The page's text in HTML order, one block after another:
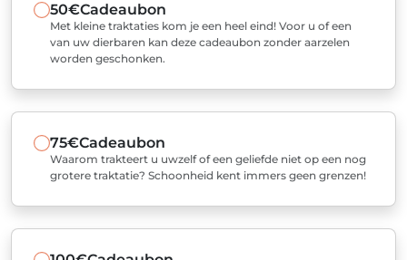
50€Cadeaubon
Met kleine traktaties kom je een heel eind! Voor u of een
van uw dierbaren kan deze cadeaubon zonder aarzelen
worden geschonken.
75€Cadeaubon
Waarom trakteert u uwzelf of een geliefde niet op een nog
grotere traktatie? Schoonheid kent immers geen grenzen!